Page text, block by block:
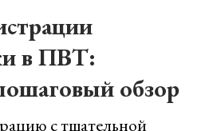
в ПВТ:
обзор
с тщательной